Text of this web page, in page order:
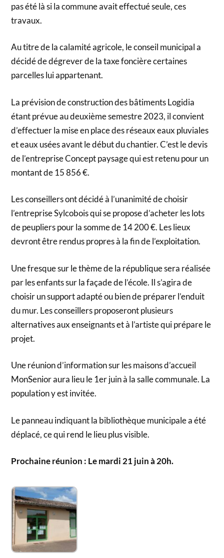
pas été là si la commune avait effectué seule, ces
travaux.
Au titre de la calamité agricole, le conseil municipal a
décidé de dégrever de la taxe foncière certaines
parcelles lui appartenant.
La prévision de construction des bâtiments Logidia
étant prévue au deuxième semestre 2023, il convient
d’effectuer la mise en place des réseaux eaux pluviales
et eaux usées avant le début du chantier. C’est le devis
de l’entreprise Concept paysage qui est retenu pour un
montant de 15 856 €.
Les conseillers ont décidé à l’unanimité de choisir
l’entreprise Sylcobois qui se propose d’acheter les lots
de peupliers pour la somme de 14 200 €. Les lieux
devront être rendus propres à la fin de l’exploitation.
Une fresque sur le thème de la république sera réalisée
par les enfants sur la façade de l’école. Il s’agira de
choisir un support adapté ou bien de préparer l’enduit
du mur. Les conseillers proposeront plusieurs
alternatives aux enseignants et à l’artiste qui prépare le
projet.
Une réunion d’information sur les maisons d’accueil
MonSenior aura lieu le 1er juin à la salle communale. La
population y est invitée.
Le panneau indiquant la bibliothèque municipale a été
déplacé, ce qui rend le lieu plus visible.
Prochaine réunion : Le mardi 21 juin à 20h.